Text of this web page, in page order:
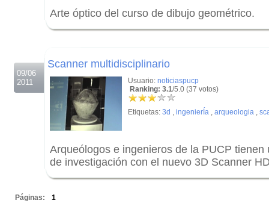
Arte óptico del curso de dibujo geométrico.
09/06
2011
Scanner multidisciplinario
Usuario: noticiaspucp
Ranking: 3.1/5.0 (37 votos)
Etiquetas: 3d , ingenierÍa , arqueologia ,
Arqueólogos e ingenieros de la PUCP tienen
de investigación con el nuevo 3D Scanner
Páginas: 1